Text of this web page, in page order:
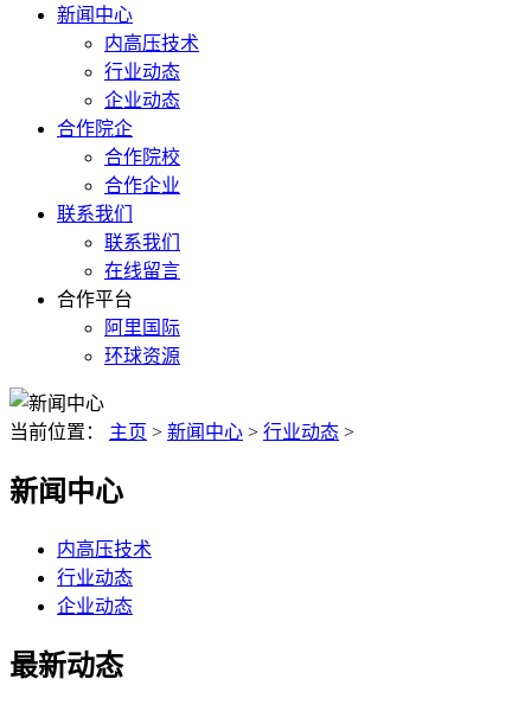
新闻中心
内高压技术
行业动态
企业动态
合作院企
合作院校
合作企业
联系我们
联系我们
在线留言
合作平台
阿里国际
环球资源
当前位置： 主页 > 新闻中心 > 行业动态 >
新闻中心
内高压技术
行业动态
企业动态
最新动态